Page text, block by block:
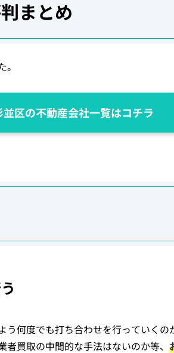
まとめ
並区の不動産会社一覧はコチラ
う何度でも打ち合わせを行っていく
買取の中間的な手法はないのか等、